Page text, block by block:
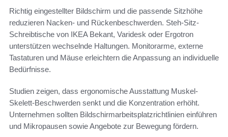
Richtig eingestellter Bildschirm und die passende Sitzhöhe
reduzieren Nacken- und Rückenbeschwerden. Steh-Sitz-
Schreibtische von IKEA Bekant, Varidesk oder Ergotron
unterstützen wechselnde Haltungen. Monitorarme, externe
Tastaturen und Mäuse erleichtern die Anpassung an individuelle
Bedürfnisse.
Studien zeigen, dass ergonomische Ausstattung Muskel-
Skelett-Beschwerden senkt und die Konzentration erhöht.
Unternehmen sollten Bildschirmarbeitsplatzrichtlinien einführen
und Mikropausen sowie Angebote zur Bewegung fördern.